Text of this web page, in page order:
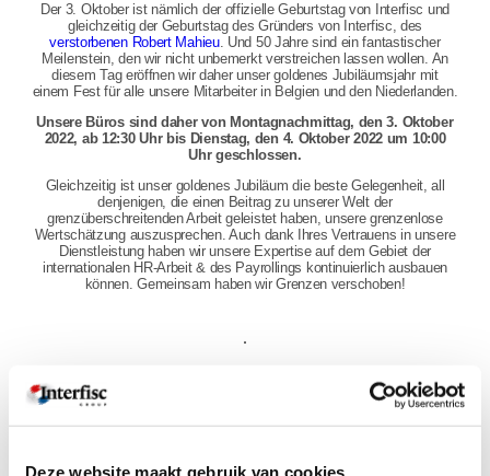
Deze website maakt gebruik van cookies
Der 3. Oktober ist nämlich der offizielle Geburtstag von Interfisc und
gleichzeitig der Geburtstag des Gründers von Interfisc, des
verstorbenen Robert Mahieu. Und 50 Jahre sind ein fantastischer
Meilenstein, den wir nicht unbemerkt verstreichen lassen wollen. An
diesem Tag eröffnen wir daher unser goldenes Jubiläumsjahr mit
einem Fest für alle unsere Mitarbeiter in Belgien und den Niederlanden.
Unsere Büros sind daher von Montagnachmittag, den 3. Oktober
2022, ab 12:30 Uhr bis Dienstag, den 4. Oktober 2022 um 10:00
Uhr geschlossen.
Gleichzeitig ist unser goldenes Jubiläum die beste Gelegenheit, all
denjenigen, die einen Beitrag zu unserer Welt der
grenzüberschreitenden Arbeit geleistet haben, unsere grenzenlose
Wertschätzung auszusprechen. Auch dank Ihres Vertrauens in unsere
Dienstleistung haben wir unsere Expertise auf dem Gebiet der
internationalen HR-Arbeit & des Payrollings kontinuierlich ausbauen
können. Gemeinsam haben wir Grenzen verschoben!
Sie können noch mehr von uns erwarten, aber das bleibt vorerst noch
eine Überraschung. Achten Sie in jedem Fall auf die Newsletter im